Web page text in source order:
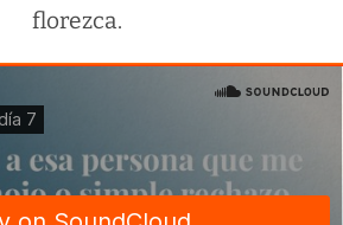
florezca.